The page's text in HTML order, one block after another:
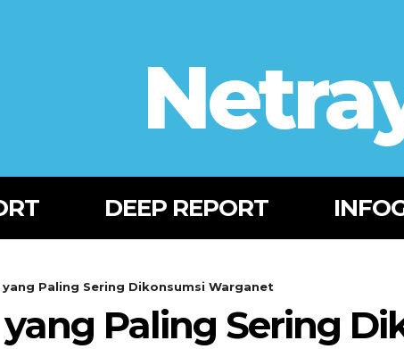
DEEP REPORT
yang Paling Sering Dikonsumsi Warganet
Paling Sering